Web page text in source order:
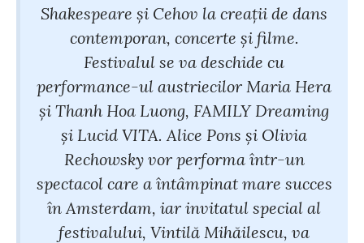
Shakespeare și Cehov la creații de dans
contemporan, concerte și filme.
Festivalul se va deschide cu
performance-ul austriecilor Maria Hera
și Thanh Hoa Luong, FAMILY Dreaming
și Lucid VITA. Alice Pons și Olivia
Rechowsky vor performa într-un
spectacol care a întâmpinat mare succes
în Amsterdam, iar invitatul special al
festivalului, Vintilă Mihăilescu, va